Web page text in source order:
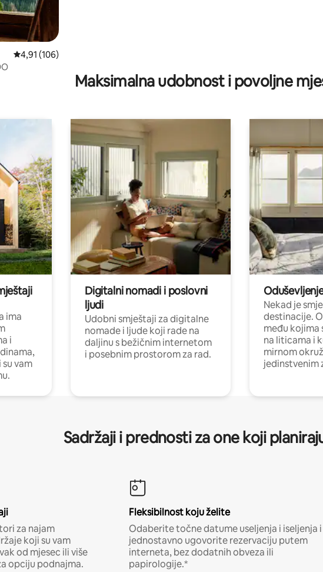
Prosječna ocjena: 4,91/5, recenzija: 106
4,91 (106)
Maksimalna udobnost i povoljne
ima
i
vam
Digitalni nomadi i poslovni
ljudi
Udobni smještaji za digitalne
nomade i ljude koji rade na
daljinu s bežičnim internetom
i posebnim prostorom za rad.
Nekad je
destinacije.
među kojima
na liticama i
mirnom
jedinstvenim
Sadržaji i prednosti za one koji
za najam
koji su vam
od mjesec ili više
opciju podnajma.
Fleksibilnost koju želite
Odaberite točne datume useljenja i iseljenja i
jednostavno ugovorite rezervaciju putem
interneta, bez dodatnih obveza ili
papirologije.*